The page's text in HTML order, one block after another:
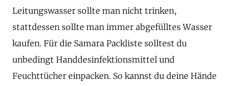
Leitungswasser sollte man nicht trinken,
stattdessen sollte man immer abgefülltes Wasser
kaufen. Für die Samara Packliste solltest du
unbedingt Handdesinfektionsmittel und
Feuchttücher einpacken. So kannst du deine Hände